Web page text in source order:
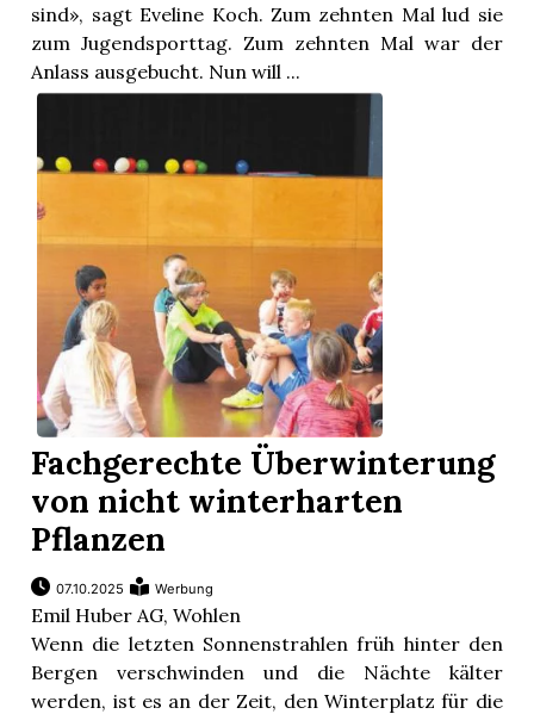
sind», sagt Eveline Koch. Zum zehnten Mal lud sie
zum Jugendsporttag. Zum zehnten Mal war der
Anlass ausgebucht. Nun will ...
Fachgerechte Überwinterung
von nicht winterharten
Pflanzen
07.10.2025 Werbung
Emil Huber AG, Wohlen
Wenn die letzten Sonnenstrahlen früh hinter den
Bergen verschwinden und die Nächte kälter
werden, ist es an der Zeit, den Winterplatz für die